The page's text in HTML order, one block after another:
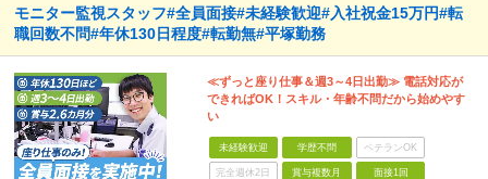
モニター監視スタッフ#全員面接#未経験歓迎#入社祝金15万円#転
職回数不問#年休130日程度#転勤無#平塚勤務
≪ずっと座り仕事＆週3～4日出勤≫ 電話対応が
できればOK！スキル・年齢不問だから始めやす
い
未経験歓迎 学歴不問 ベテランOK
完全週休2日 賞与複数月 面接1回